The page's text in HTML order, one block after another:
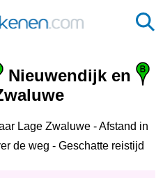
Nieuwendijk en
Lage Zwaluwe - Afstand in
de weg - Geschatte reistijd